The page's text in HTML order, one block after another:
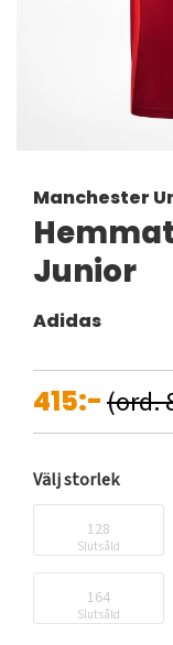
Manchester
Junior
Adidas
415:-(ord.
Välj storlek
128
Slutsåld
164
Slutsåld